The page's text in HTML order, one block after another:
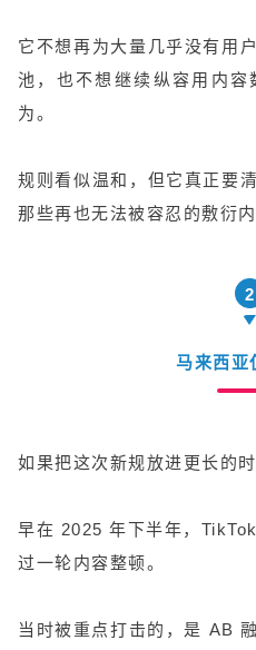
它不想再为大量几乎没有用
池，也不想继续纵容用内
为。
规则看似温和，但它真正要
那些再也无法被容忍的敷衍内
2
马来西亚
如果把这次新规放进更长的
早在 2025 年下半年，
过一轮内容整顿。
当时被重点打击的，是 AB